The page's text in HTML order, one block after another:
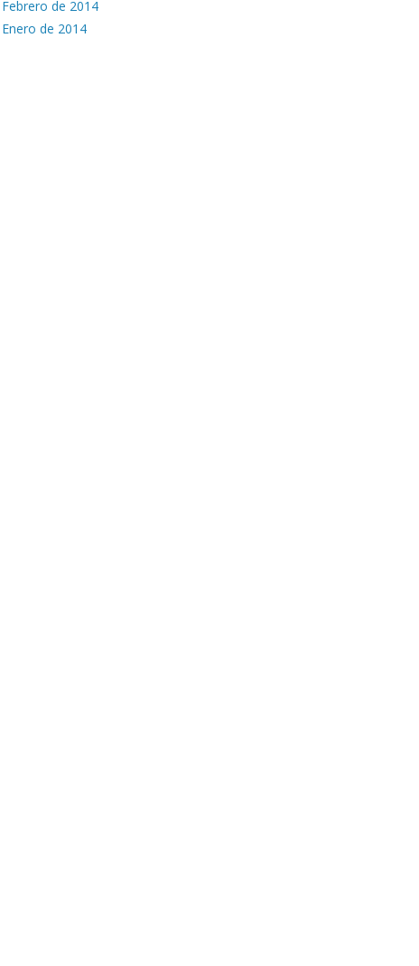
Febrero de 2014
Enero de 2014